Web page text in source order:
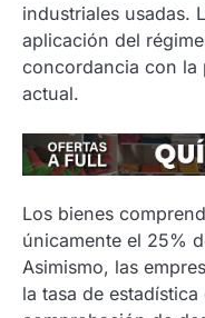
industriales usadas.
aplicación del
concordancia con la
actual.
Los bienes
únicamente el 25%
Asimismo, las
la tasa de